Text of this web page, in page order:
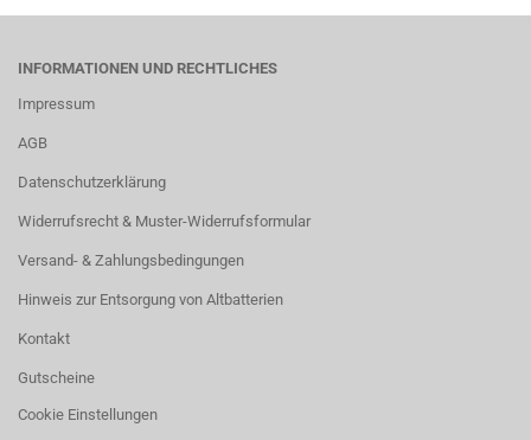
INFORMATIONEN UND RECHTLICHES
Impressum
AGB
Datenschutzerklärung
Widerrufsrecht & Muster-Widerrufsformular
Versand- & Zahlungsbedingungen
Hinweis zur Entsorgung von Altbatterien
Kontakt
Gutscheine
Cookie Einstellungen